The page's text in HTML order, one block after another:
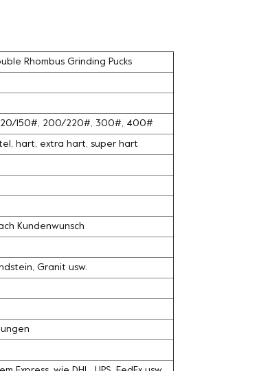
Rhombus Grinding Pucks
150#, 200/220#, 300#, 400#
hart, extra hart, super hart
Kundenwunsch
Granit usw.